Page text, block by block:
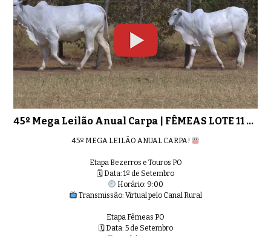
45º Mega Leilão Anual Carpa | FÊMEAS LOTE 11 - 8980
45º MEGA LEILÃO ANUAL CARPA!
Etapa Bezerros e Touros PO
🗓 Data: 1º de Setembro
Horário: 9:00
Transmissão: Virtual pelo Canal Rural
Etapa Fêmeas PO
🗓 Data: 5 de Setembro